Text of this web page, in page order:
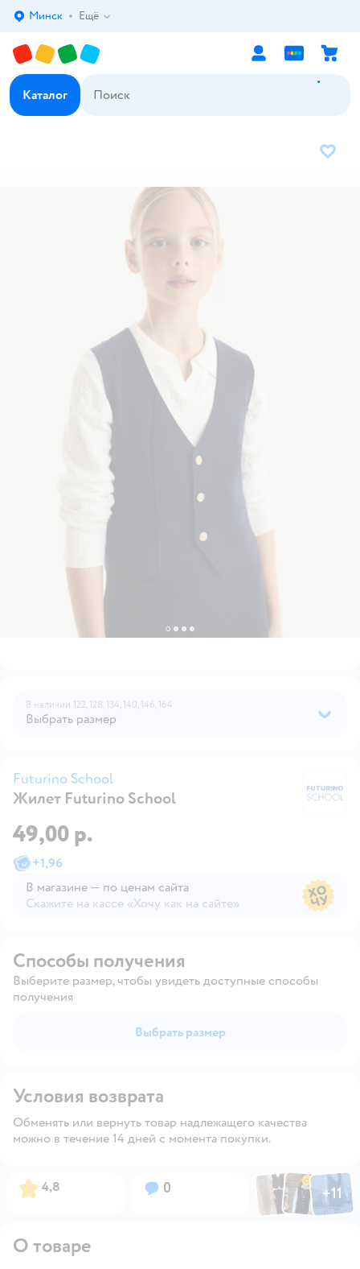
Выбор адреса доставки.
Минск Ещё
Каталог
В
В наличии 122, 128, 134, 140, 146, 164
Выбрать размер
Futurino School
Жилет Futurino School
49,00 р.
+1,96
В магазине — по ценам сайта
Скажите на кассе «Хочу как на сайте»
Способы получения
Выберите размер, чтобы увидеть доступные способы
получения
Выбрать размер
Условия возврата
Обменять или вернуть товар надлежащего качества
можно в течение 14 дней с момента покупки.
Рейтинг:
4,8 Вопросов:
0 ФотоФотоФото
+11
Открыть
О товаре